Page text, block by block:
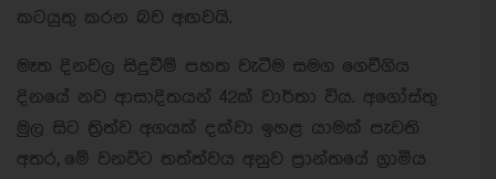
කටයුතු කරන බව අඟවයි.
මෑත දිනවල සිදුවීම් පහත වැටීම සමග ගෙවීගිය
දිනයේ නව ආසාදිතයන් 42ක් වාර්තා විය. අගෝස්තු
මුල සිට ත්‍රිත්ව අගයක් දක්වා ඉහළ යාමක් පැවති
අතර, මේ වනවිට තත්ත්වය අනුව ප්‍රාන්තයේ ග්‍රාමීය